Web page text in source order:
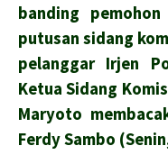
banding
putusan sidang
pelanggar Irjen
Ketua Sidang
Maryoto
Ferdy Sambo